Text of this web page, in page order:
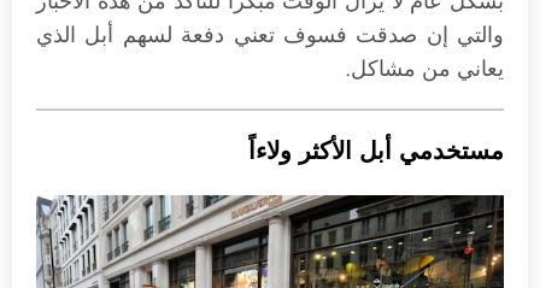
والتي إن صدقت فسوف تعني دفعة لسهم أبل الذي
يعاني من مشاكل.
مستخدمي أبل الأكثر ولاءاً